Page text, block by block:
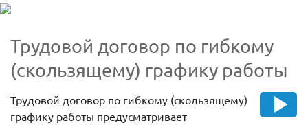
Трудовой договор по гибкому
(скользящему) графику работы
Трудовой договор по гибкому (скользящему)
графику работы предусматривает